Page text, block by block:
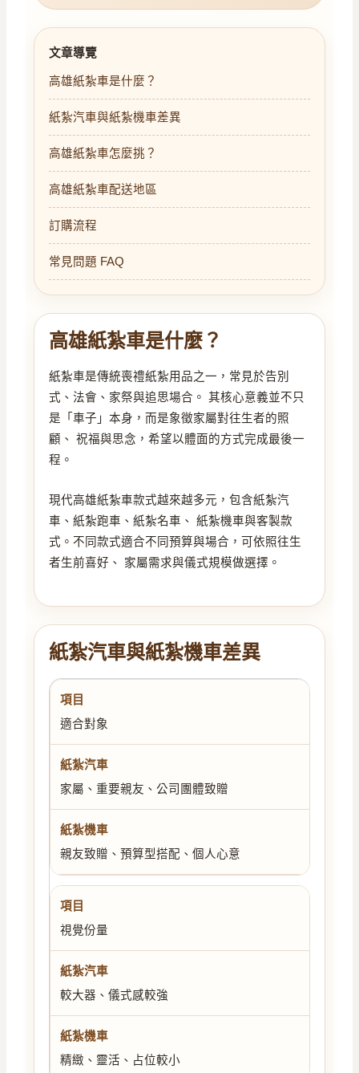
文章導覽
高雄紙紮車是什麼？
紙紮汽車與紙紮機車差異
高雄紙紮車怎麼挑？
高雄紙紮車配送地區
訂購流程
常見問題 FAQ
高雄紙紮車是什麼？
紙紮車是傳統喪禮紙紮用品之一，常見於告別
式、法會、家祭與追思場合。 其核心意義並不只
是「車子」本身，而是象徵家屬對往生者的照
顧、 祝福與思念，希望以體面的方式完成最後一
程。
現代高雄紙紮車款式越來越多元，包含紙紮汽
車、紙紮跑車、紙紮名車、 紙紮機車與客製款
式。不同款式適合不同預算與場合，可依照往生
者生前喜好、 家屬需求與儀式規模做選擇。
紙紮汽車與紙紮機車差異
適合對象
家屬、重要親友、公司團體致贈
親友致贈、預算型搭配、個人心意
視覺份量
較大器、儀式感較強
精緻、靈活、占位較小